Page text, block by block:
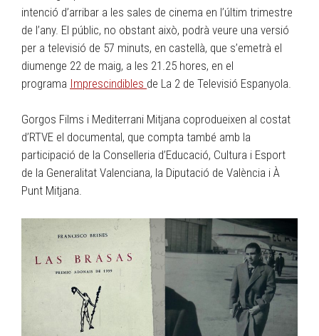
intenció d’arribar a les sales de cinema en l’últim trimestre
de l’any. El públic, no obstant això, podrà veure una versió
per a televisió de 57 minuts, en castellà, que s’emetrà el
diumenge 22 de maig, a les 21.25 hores, en el
programa Imprescindibles de La 2 de Televisió Espanyola.
Gorgos Films i Mediterrani Mitjana coprodueixen al costat
d’RTVE el documental, que compta també amb la
participació de la Conselleria d’Educació, Cultura i Esport
de la Generalitat Valenciana, la Diputació de València i À
Punt Mitjana.